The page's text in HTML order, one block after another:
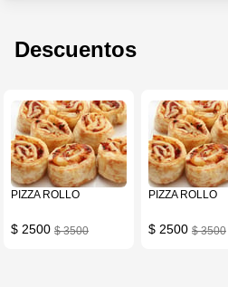
Descuentos
PIZZA ROLLO
$ 2500 $ 3500
PIZZA ROLLO
$ 2500 $ 3500